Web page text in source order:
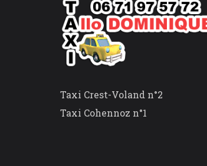
Taxi Crest-Voland n°2
Taxi Cohennoz n°1